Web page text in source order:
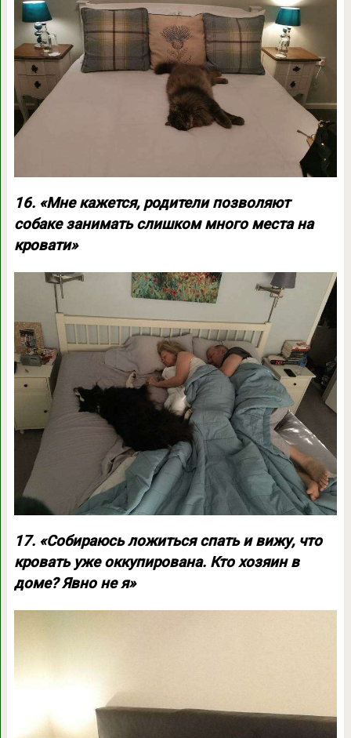
16. «Мне кажется, родители позволяют
собаке занимать слишком много места на
кровати»
17. «Собираюсь ложиться спать и вижу, что
кровать уже оккупирована. Кто хозяин в
доме? Явно не я»